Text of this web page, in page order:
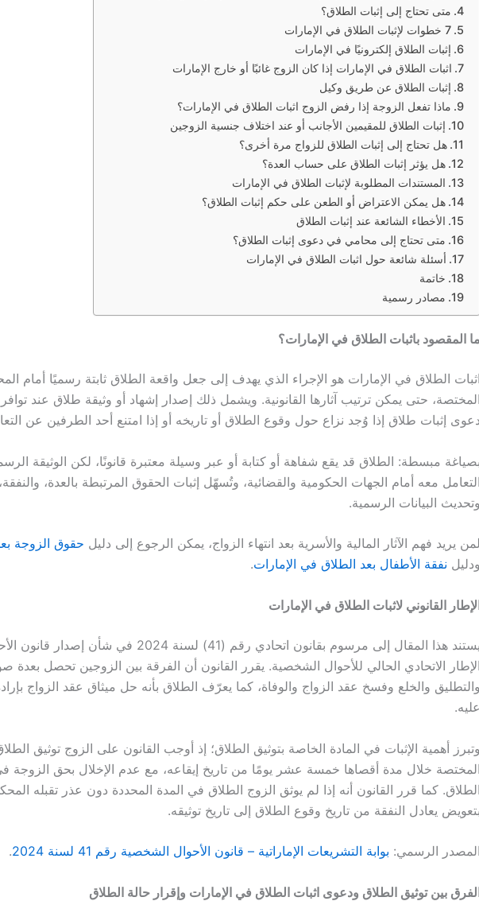
متى تحتاج إلى إثبات الطلاق؟
7 خطوات لإثبات الطلاق في الإمارات
إثبات الطلاق إلكترونيًا في الإمارات
اثبات الطلاق في الإمارات إذا كان الزوج غائبًا أو خارج الإمارات
إثبات الطلاق عن طريق وكيل
ماذا تفعل الزوجة إذا رفض الزوج اثبات الطلاق في الإمارات؟
إثبات الطلاق للمقيمين الأجانب أو عند اختلاف جنسية الزوجين
هل تحتاج إلى إثبات الطلاق للزواج مرة أخرى؟
هل يؤثر إثبات الطلاق على حساب العدة؟
المستندات المطلوبة لإثبات الطلاق في الإمارات
هل يمكن الاعتراض أو الطعن على حكم إثبات الطلاق؟
الأخطاء الشائعة عند إثبات الطلاق
متى تحتاج إلى محامي في دعوى إثبات الطلاق؟
أسئلة شائعة حول اثبات الطلاق في الإمارات
خاتمة
مصادر رسمية
ما المقصود باثبات الطلاق في الإمارات؟
اثبات الطلاق في الإمارات هو الإجراء الذي يهدف إلى جعل واقعة الطلاق ثابتة رسميًا أمام
المختصة، حتى يمكن ترتيب آثارها القانونية. ويشمل ذلك إصدار إشهاد أو وثيقة طلاق عند
دعوى إثبات طلاق إذا وُجد نزاع حول وقوع الطلاق أو تاريخه أو إذا امتنع أحد الطرفين عن
بصياغة مبسطة: الطلاق قد يقع شفاهة أو كتابة أو عبر وسيلة معتبرة قانونًا، لكن الوثيقة
التعامل معه أمام الجهات الحكومية والقضائية، وتُسهّل إثبات الحقوق المرتبطة بالعدة، والنفقة،
وتحديث البيانات الرسمية.
لمن يريد فهم الآثار المالية والأسرية بعد انتهاء الزواج، يمكن الرجوع إلى دليل حقوق الزوجة
ودليل نفقة الأطفال بعد الطلاق في الإمارات.
القانوني لاثبات الطلاق في الإمارات
يستند هذا المقال إلى مرسوم بقانون اتحادي رقم (41) لسنة 2024 في شأن إصدار قانون
الإطار الاتحادي الحالي للأحوال الشخصية. يقرر القانون أن الفرقة بين الزوجين تحصل بعدة
والتطليق والخلع وفسخ عقد الزواج والوفاة، كما يعرّف الطلاق بأنه حل ميثاق عقد الزواج
عليه.
وتبرز أهمية الإثبات في المادة الخاصة بتوثيق الطلاق؛ إذ أوجب القانون على الزوج توثيق
المختصة خلال مدة أقصاها خمسة عشر يومًا من تاريخ إيقاعه، مع عدم الإخلال بحق الزوجة
الطلاق. كما قرر القانون أنه إذا لم يوثق الزوج الطلاق في المدة المحددة دون عذر تقبله
بتعويض يعادل النفقة من تاريخ وقوع الطلاق إلى تاريخ توثيقه.
المصدر الرسمي: بوابة التشريعات الإماراتية – قانون الأحوال الشخصية رقم 41 لسنة 2024
.
بين توثيق الطلاق ودعوى اثبات الطلاق في الإمارات وإقرار حالة الطلاق